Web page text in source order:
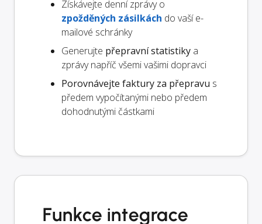
Získávejte denní zprávy o
zpožděných zásilkách do vaší e-
mailové schránky
Generujte přepravní statistiky a
zprávy napříč všemi vašimi dopravci
Porovnávejte faktury za přepravu s
předem vypočítanými nebo předem
dohodnutými částkami
Funkce integrace